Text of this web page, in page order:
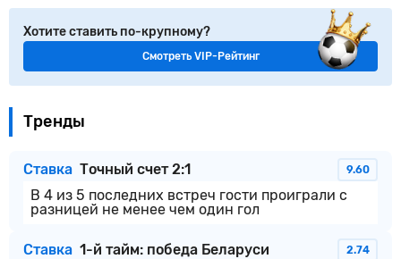
Хотите ставить по-крупному?
Смотреть VIP-Рейтинг
Тренды
Ставка Точный счет 2:1 9.60
В 4 из 5 последних встреч гости проиграли с
разницей не менее чем один гол
Ставка 1-й тайм: победа Беларуси 2.74